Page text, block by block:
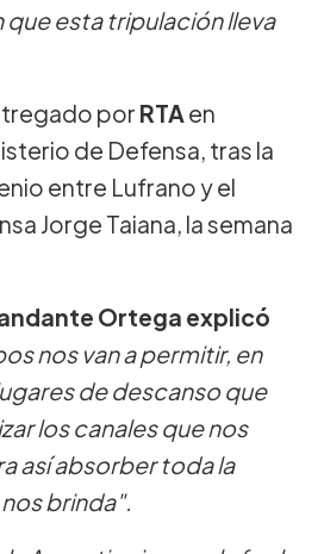
esta tripulación lleva
por RTA en
de Defensa, tras la
entre Lufrano y el
Jorge Taiana, la semana
Ortega explicó
nos van a permitir, en
de descanso que
los canales que nos
así absorber toda la
brinda".